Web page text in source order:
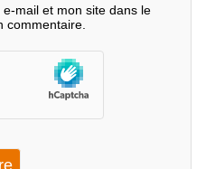
mail et mon site dans le
commentaire.